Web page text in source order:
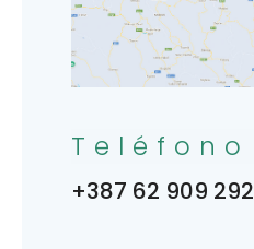
Teléfono
+387 62 909 292